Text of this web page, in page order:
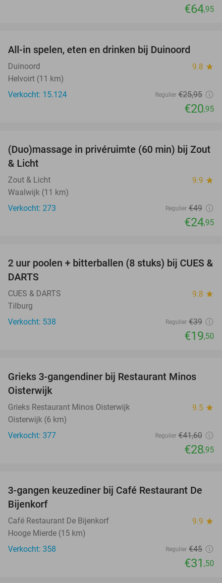
€64,95
All-in spelen, eten en drinken bij Duinoord
Duinoord 9.8 star
Helvoirt (11 km)
Verkocht: 15.124
Regulier €25,95
€20,95
49%
(Duo)massage in privéruimte (60 min) bij Zout
& Licht
Zout & Licht 9.9 star
Waalwijk (11 km)
Verkocht: 273
Regulier €49
€24,95
50%
2 uur poolen + bitterballen (8 stuks) bij CUES &
DARTS
CUES & DARTS 9.8 star
Tilburg
Verkocht: 538
Regulier €39
€19,50
30%
Grieks 3-gangendiner bij Restaurant Minos
Oisterwijk
Grieks Restaurant Minos Oisterwijk 9.5 star
Oisterwijk (6 km)
Verkocht: 377
Regulier €41,60
€28,95
30%
3-gangen keuzediner bij Café Restaurant De
Bijenkorf
Café Restaurant De Bijenkorf 9.9 star
Hooge Mierde (15 km)
Verkocht: 358
Regulier €45
€31 ,50